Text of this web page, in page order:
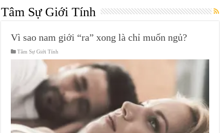
Tâm Sự Giới Tính
Vì sao nam giới “ra” xong là chỉ muốn ngủ?
Tâm Sự Giới Tính